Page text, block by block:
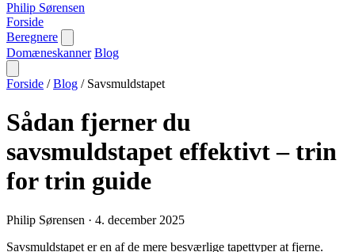
Philip Sørensen
Forside
Beregnere
Domæneskanner Blog
Forside / Blog / Savsmuldstapet
Sådan fjerner du
savsmuldstapet effektivt – trin
for trin guide
Philip Sørensen · 4. december 2025
Savsmuldstapet er en af de mere besværlige tapettyper at fjerne.